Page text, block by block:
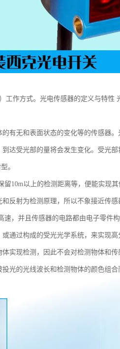
工作方式。光电传感器的定义与特
的有无和表面状态的变化等的传感器
达受光部的量将会发生变化。受光
。
10m以上的检测距离等，便能实现
反射为检测原理，所以不象接近传
，并且传感器的电路都由电子零件
通过构成的受光光学系统，来实现
实现检测，因此不会对检测物体和
光的光线波长和检测物体的颜色组